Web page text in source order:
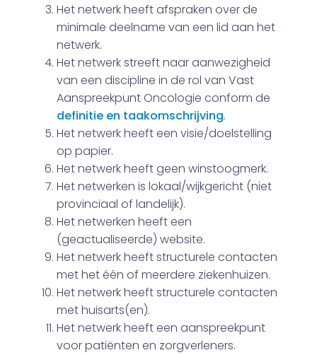
Het netwerk heeft afspraken over de
minimale deelname van een lid aan het
netwerk.
Het netwerk streeft naar aanwezigheid
van een discipline in de rol van Vast
Aanspreekpunt Oncologie conform de
definitie en taakomschrijving.
Het netwerk heeft een visie/doelstelling
op papier.
Het netwerk heeft geen winstoogmerk.
Het netwerken is lokaal/wijkgericht (niet
provinciaal of landelijk).
Het netwerken heeft een
(geactualiseerde) website.
Het netwerk heeft structurele contacten
met het één of meerdere ziekenhuizen.
Het netwerk heeft structurele contacten
met huisarts(en).
Het netwerk heeft een aanspreekpunt
voor patiënten en zorgverleners.